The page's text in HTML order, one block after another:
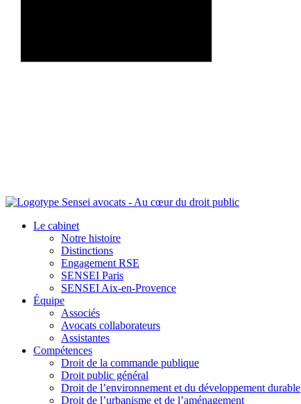
Le cabinet
Notre histoire
Distinctions
Engagement RSE
SENSEI Paris
SENSEI Aix-en-Provence
Équipe
Associés
Avocats collaborateurs
Assistantes
Compétences
Droit de la commande publique
Droit public général
Droit de l’environnement et du développement durable
Droit de l’urbanisme et de l’aménagement